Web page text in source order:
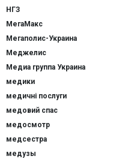
НГЗ
МегаМакс
Мегаполис-Украина
Меджелис
Медиа группа Украина
медики
медичні послуги
медовий спас
медосмотр
медсестра
медузы